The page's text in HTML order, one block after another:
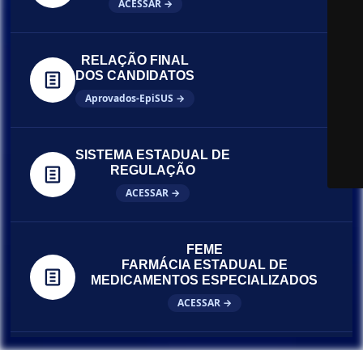
ACESSAR →
RELAÇÃO FINAL
DOS CANDIDATOS
Aprovados-EpiSUS →
SISTEMA ESTADUAL DE
REGULAÇÃO
ACESSAR →
FEME
FARMÁCIA ESTADUAL DE
MEDICAMENTOS ESPECIALIZADOS
ACESSAR →